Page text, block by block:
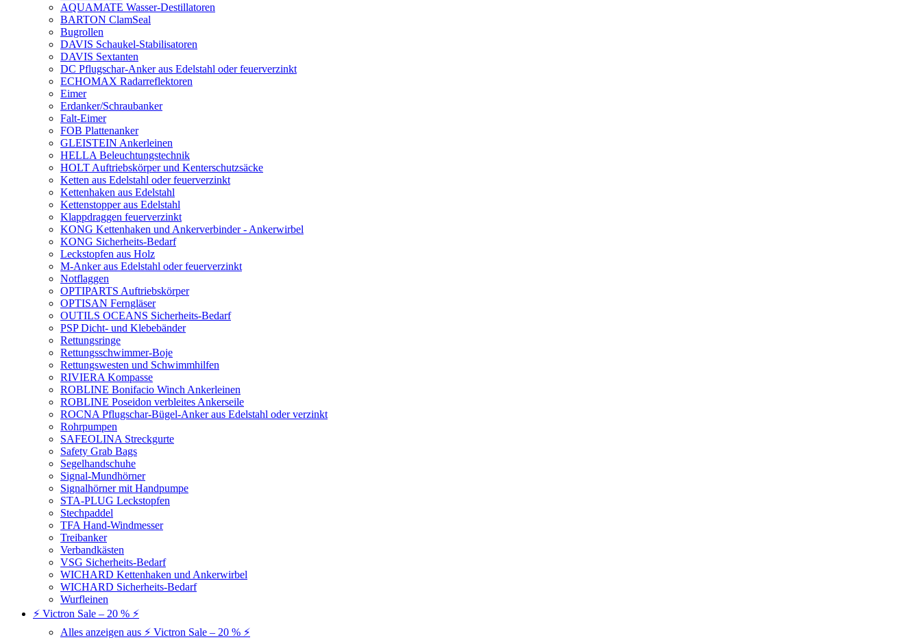
AQUAMATE Wasser-Destillatoren
BARTON ClamSeal
Bugrollen
DAVIS Schaukel-Stabilisatoren
DAVIS Sextanten
DC Pflugschar-Anker aus Edelstahl oder feuerverzinkt
ECHOMAX Radarreflektoren
Eimer
Erdanker/Schraubanker
Falt-Eimer
FOB Plattenanker
GLEISTEIN Ankerleinen
HELLA Beleuchtungstechnik
HOLT Auftriebskörper und Kenterschutzsäcke
Ketten aus Edelstahl oder feuerverzinkt
Kettenhaken aus Edelstahl
Kettenstopper aus Edelstahl
Klappdraggen feuerverzinkt
KONG Kettenhaken und Ankerverbinder - Ankerwirbel
KONG Sicherheits-Bedarf
Leckstopfen aus Holz
M-Anker aus Edelstahl oder feuerverzinkt
Notflaggen
OPTIPARTS Auftriebskörper
OPTISAN Ferngläser
OUTILS OCEANS Sicherheits-Bedarf
PSP Dicht- und Klebebänder
Rettungsringe
Rettungsschwimmer-Boje
Rettungswesten und Schwimmhilfen
RIVIERA Kompasse
ROBLINE Bonifacio Winch Ankerleinen
ROBLINE Poseidon verbleites Ankerseile
ROCNA Pflugschar-Bügel-Anker aus Edelstahl oder verzinkt
Rohrpumpen
SAFEOLINA Streckgurte
Safety Grab Bags
Segelhandschuhe
Signal-Mundhörner
Signalhörner mit Handpumpe
STA-PLUG Leckstopfen
Stechpaddel
TFA Hand-Windmesser
Treibanker
Verbandkästen
VSG Sicherheits-Bedarf
WICHARD Kettenhaken und Ankerwirbel
WICHARD Sicherheits-Bedarf
Wurfleinen
⚡ Victron Sale – 20 % ⚡
Alles anzeigen aus ⚡ Victron Sale – 20 % ⚡